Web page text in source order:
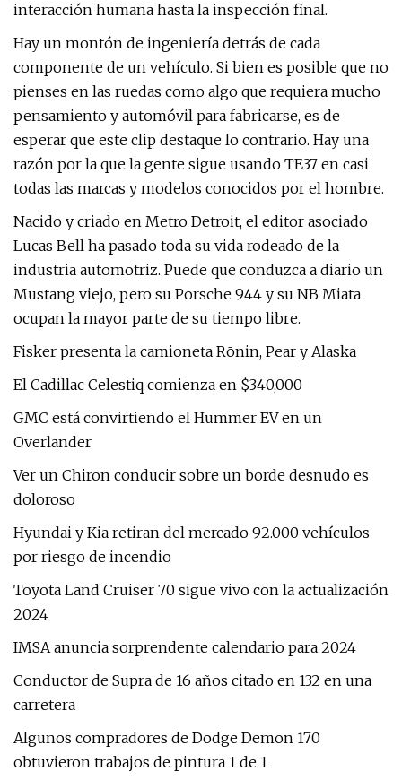
interacción humana hasta la inspección final.
Hay un montón de ingeniería detrás de cada
componente de un vehículo. Si bien es posible que no
pienses en las ruedas como algo que requiera mucho
pensamiento y automóvil para fabricarse, es de
esperar que este clip destaque lo contrario. Hay una
razón por la que la gente sigue usando TE37 en casi
todas las marcas y modelos conocidos por el hombre.
Nacido y criado en Metro Detroit, el editor asociado
Lucas Bell ha pasado toda su vida rodeado de la
industria automotriz. Puede que conduzca a diario un
Mustang viejo, pero su Porsche 944 y su NB Miata
ocupan la mayor parte de su tiempo libre.
Fisker presenta la camioneta Rōnin, Pear y Alaska
El Cadillac Celestiq comienza en $340,000
GMC está convirtiendo el Hummer EV en un
Overlander
Ver un Chiron conducir sobre un borde desnudo es
doloroso
Hyundai y Kia retiran del mercado 92.000 vehículos
por riesgo de incendio
Toyota Land Cruiser 70 sigue vivo con la actualización
2024
IMSA anuncia sorprendente calendario para 2024
Conductor de Supra de 16 años citado en 132 en una
carretera
Algunos compradores de Dodge Demon 170
obtuvieron trabajos de pintura 1 de 1